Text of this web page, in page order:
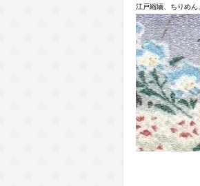
江戸縮緬、ちりめ